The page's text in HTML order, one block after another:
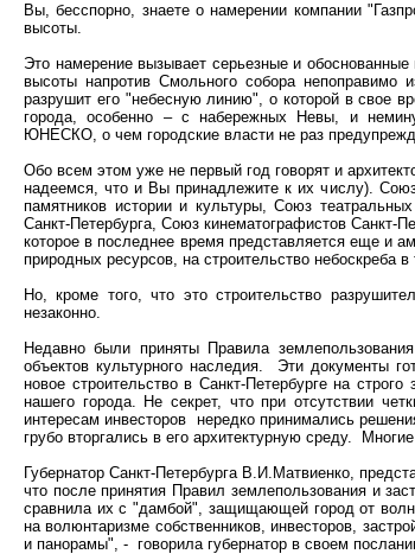
Вы, бесспорно, знаете о намерении компании
высоты.
Это намерение вызывает серьезные и
высоты напротив Смольного собора непоправимо
разрушит его "небесную линию", о которой в свое
города, особенно – с набережных Невы, и
ЮНЕСКО, о чем городские власти не раз
Обо всем этом уже не первый год говорят и
надеемся, что и Вы принадлежите к их числу). Союз
памятников истории и культуры, Союз
Санкт-Петербурга, Союз кинематографистов Санкт-
которое в последнее время представляется еще и
природных ресурсов, на строительство небоскреба
Но, кроме того, что это строительство
незаконно.
Недавно были приняты Правила
объектов культурного наследия. Эти документы
новое строительство в Санкт-Петербурге на
нашего города. Не секрет, что при отсутствии
интересам инвесторов нередко принимались
грубо вторгались в его архитектурную среду.
Губернатор Санкт-Петербурга В.И.Матвиенко,
что после принятия Правил землепользования и
сравнила их с "дамбой", защищающей город от волн
на волюнтаризме собственников, инвесторов,
и панорамы", - говорила губернатор в своем